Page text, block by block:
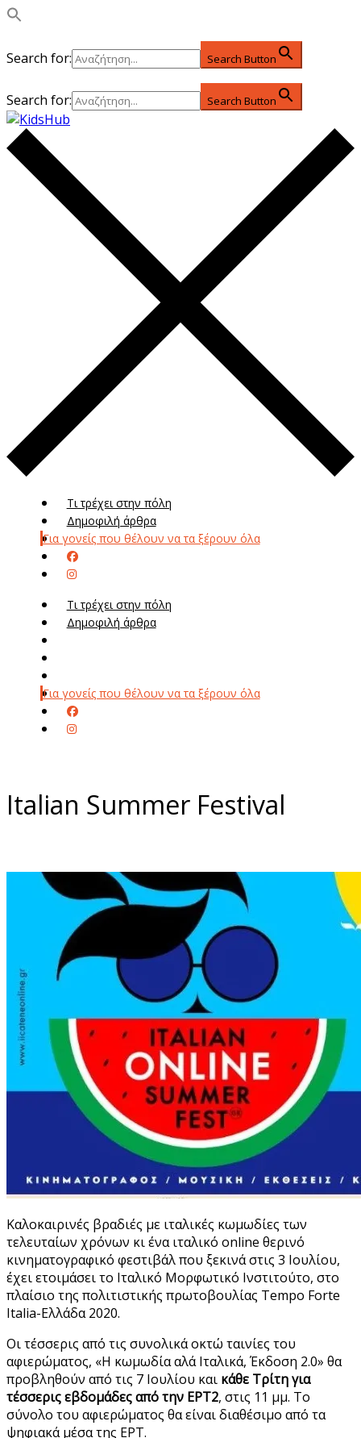
Search for: Search Button
Search for: Search Button
Τι τρέχει στην πόλη
Δημοφιλή άρθρα
Για γονείς που θέλουν να τα ξέρουν όλα
Τι τρέχει στην πόλη
Δημοφιλή άρθρα
Για γονείς που θέλουν να τα ξέρουν όλα
Italian Summer Festival
Καλοκαιρινές βραδιές με ιταλικές κωμωδίες των
τελευταίων χρόνων κι ένα ιταλικό online θερινό
κινηματογραφικό φεστιβάλ που ξεκινά στις 3 Ιουλίου,
έχει ετοιμάσει το Ιταλικό Μορφωτικό Ινστιτούτο, στο
πλαίσιο της πολιτιστικής πρωτοβουλίας Tempo Forte
Italia-Ελλάδα 2020.
Οι τέσσερις από τις συνολικά οκτώ ταινίες του
αφιερώματος, «Η κωμωδία αλά Ιταλικά, Έκδοση 2.0» θα
προβληθούν από τις 7 Ιουλίου και κάθε Τρίτη για
τέσσερις εβδομάδες από την ΕΡΤ2, στις 11 μμ. Το
σύνολο του αφιερώματος θα είναι διαθέσιμο από τα
ψηφιακά μέσα της ΕΡΤ.